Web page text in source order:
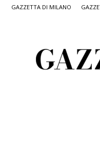
GAZZETTA DI MILANO